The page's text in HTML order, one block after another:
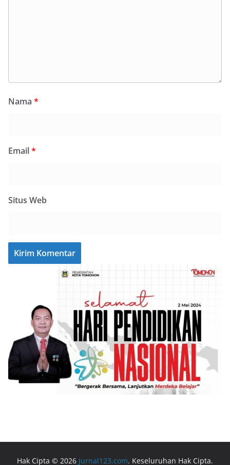
Nama *
Email*
Situs Web
Hak Cipta © 2026 Jurnal123.com. Keseluruhan Hak Cipta.